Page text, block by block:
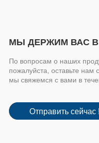
МЫ ДЕРЖИМ ВАС В
По вопросам о наших
пожалуйста, оставьте нам
мы свяжемся с вами в
Отправить сейчас !